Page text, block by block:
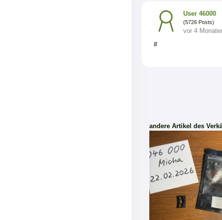
User 46000
(5726 Posts)
vor 4
#
andere Artikel des